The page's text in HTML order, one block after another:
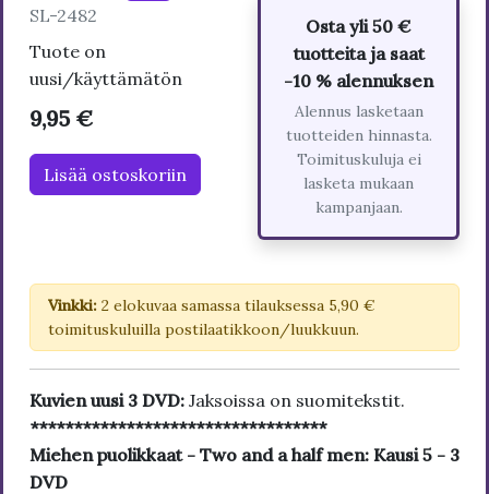
SL-2482
Tuote on
uusi/käyttämätön
9,95 €
Lisää ostoskoriin
Osta yli 50 €
tuotteita ja saat
-10 % alennuksen
Alennus lasketaan
tuotteiden hinnasta.
Toimituskuluja ei
lasketa mukaan
kampanjaan.
Vinkki: 2 elokuvaa samassa tilauksessa 5,90 €
toimituskuluilla postilaatikkoon/luukkuun.
Kuvien uusi 3 DVD: Jaksoissa on suomitekstit.
**********************************
Miehen puolikkaat - Two and a half men: Kausi 5 - 3
DVD